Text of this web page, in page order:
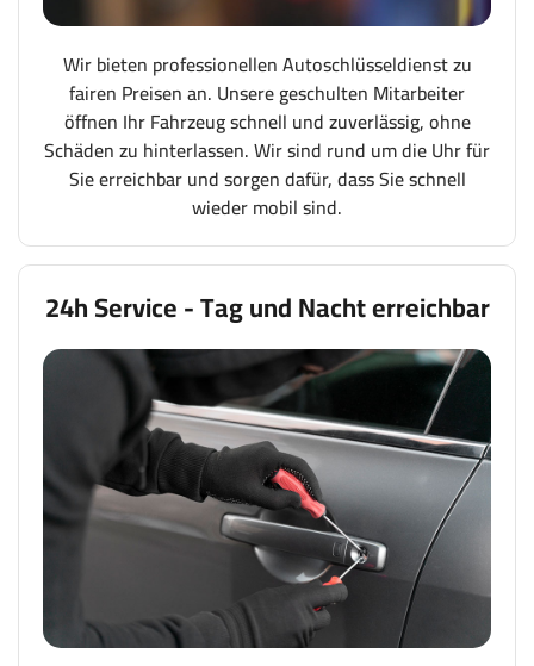
Wir bieten professionellen Autoschlüsseldienst zu
fairen Preisen an. Unsere geschulten Mitarbeiter
öffnen Ihr Fahrzeug schnell und zuverlässig, ohne
Schäden zu hinterlassen. Wir sind rund um die Uhr für
Sie erreichbar und sorgen dafür, dass Sie schnell
wieder mobil sind.
24h Service - Tag und Nacht erreichbar